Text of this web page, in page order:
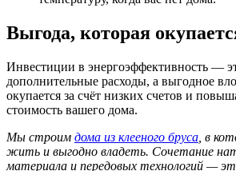
Выгода, которая
Инвестиции в энергоэффективность —
дополнительные расходы, а выгодное
окупается за счёт низких счетов и
стоимость вашего дома.
Мы строим дома из клееного бруса , в
жить и выгодно владеть. Сочетание
материала и передовых технологий —